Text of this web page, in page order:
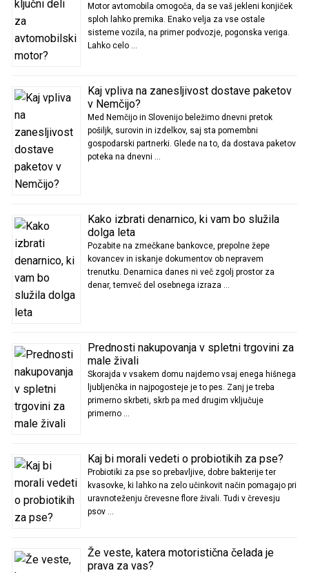
Motor avtomobila omogoča, da se vaš jekleni konjiček
sploh lahko premika. Enako velja za vse ostale
sisteme vozila, na primer podvozje, pogonska veriga.
Lahko celo …
Kaj vpliva na zanesljivost dostave paketov
v Nemčijo?
Med Nemčijo in Slovenijo beležimo dnevni pretok
pošiljk, surovin in izdelkov, saj sta pomembni
gospodarski partnerki. Glede na to, da dostava paketov
poteka na dnevni …
Kako izbrati denarnico, ki vam bo služila
dolga leta
Pozabite na zmečkane bankovce, prepolne žepe
kovancev in iskanje dokumentov ob nepravem
trenutku. Denarnica danes ni več zgolj prostor za
denar, temveč del osebnega izraza …
Prednosti nakupovanja v spletni trgovini za
male živali
Skorajda v vsakem domu najdemo vsaj enega hišnega
ljubljenčka in najpogosteje je to pes. Zanj je treba
primerno skrbeti, skrb pa med drugim vključuje
primerno …
Kaj bi morali vedeti o probiotikih za pse?
Probiotiki za pse so prebavljive, dobre bakterije ter
kvasovke, ki lahko na zelo učinkovit način pomagajo pri
uravnoteženju črevesne flore živali. Tudi v črevesju
psov …
Že veste, katera motoristična čelada je
prava za vas?